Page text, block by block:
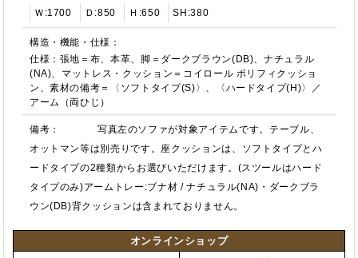
Ｗ:1700
Ｄ:850 Ｈ:650 SH:380
構造・機能・仕様：
仕様：張地＝布、本革、脚＝ダークブラウン(DB)、ナチュラル
(NA)、マットレス・クッション＝コイロール ポリフィクッショ
ン、素材の備考＝〈ソフトタイプ(S)〉、〈ハードタイプ(H)〉／
アーム（両ひじ）
備考：
写真左のソファが対象アイテムです。テーブル、
オットマン等は別売りです。座クッションは、ソフトタイプとハ
ードタイプの2種類からお選びいただけます。(スツールはハード
タイプのみ)アームトレー:ブナ材 / ナチュラル(NA)・ダークブラ
ウン(DB)背クッションは含まれておりません。
オンラインショップ